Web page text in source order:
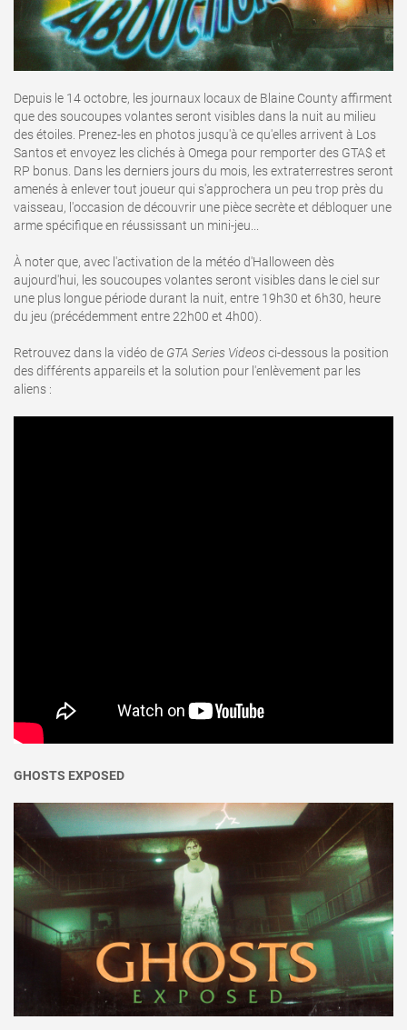
Depuis le 14 octobre, les journaux locaux de Blaine County affirment
que des soucoupes volantes seront visibles dans la nuit au milieu
des étoiles. Prenez-les en photos jusqu'à ce qu'elles arrivent à Los
Santos et envoyez les clichés à Omega pour remporter des GTA$ et
RP bonus. Dans les derniers jours du mois, les extraterrestres seront
amenés à enlever tout joueur qui s'approchera un peu trop près du
vaisseau, l'occasion de découvrir une pièce secrète et débloquer une
arme spécifique en réussissant un mini-jeu...
À noter que, avec l'activation de la météo d'Halloween dès
aujourd'hui, les soucoupes volantes seront visibles dans le ciel sur
une plus longue période durant la nuit, entre 19h30 et 6h30, heure
du jeu (précédemment entre 22h00 et 4h00).
Retrouvez dans la vidéo de GTA Series Videos ci-dessous la position
des différents appareils et la solution pour l'enlèvement par les
aliens :
GHOSTS EXPOSED